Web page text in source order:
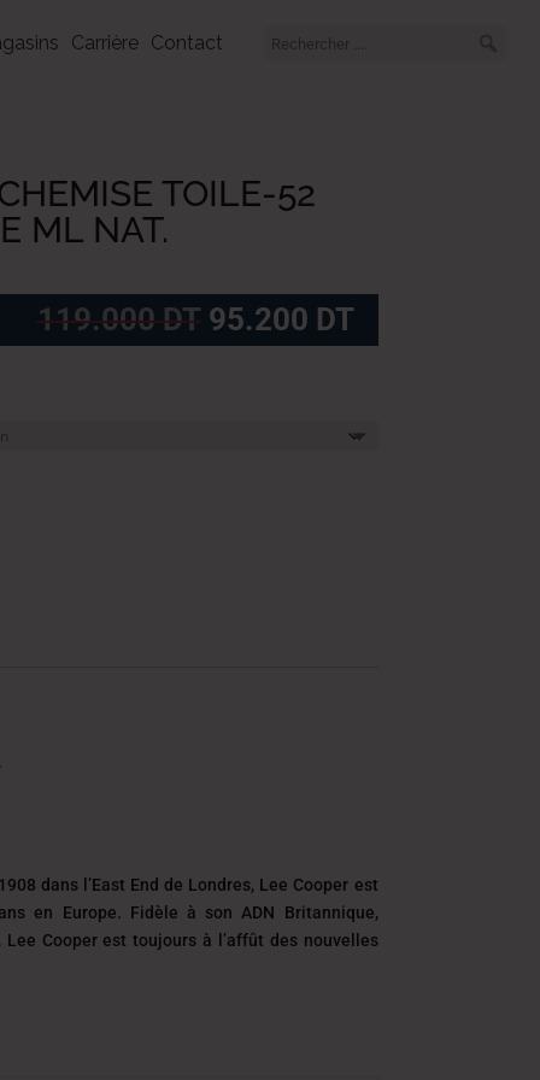
Carrière Contact
TOILE-52
ML NAT.
119.000DT Le
prix
95.200 DTLe
prix
95.200
dans l’East End de Londres, Lee Cooper est
en Europe. Fidèle à son ADN Britannique,
Cooper est toujours à l’affût des nouvelles